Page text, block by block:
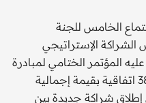
الخامس للجنة
الشراكة الإستراتيجي
المؤتمر الختامي لمبادرة
"غريت فيوتشرز"؛ من الإعلان عن 38 اتفاقية بقيمة إجمالية
إلى إطلاق شراكة جديدة بين